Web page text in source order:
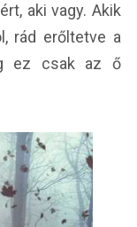
aki vagy. Akik
rád erőltetve a
ez csak az ő